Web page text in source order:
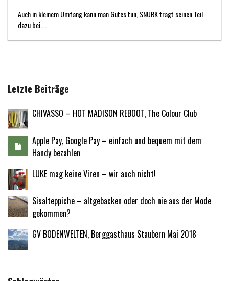
Auch in kleinem Umfang kann man Gutes tun, SNURK trägt seinen Teil
dazu bei....
Letzte Beiträge
CHIVASSO – HOT MADISON REBOOT, The Colour Club
Apple Pay, Google Pay – einfach und bequem mit dem
Handy bezahlen
LUKE mag keine Viren – wir auch nicht!
Sisalteppiche – altgebacken oder doch nie aus der Mode
gekommen?
GV BODENWELTEN, Berggasthaus Staubern Mai 2018